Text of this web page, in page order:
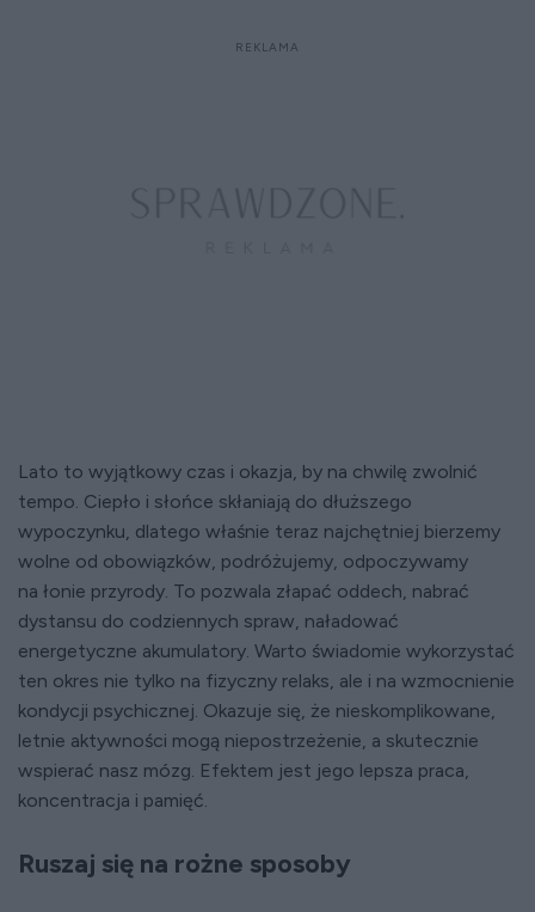
Lato to wyjątkowy czas i okazja, by na chwilę zwolnić
tempo. Ciepło i słońce skłaniają do dłuższego
wypoczynku, dlatego właśnie teraz najchętniej bierzemy
wolne od obowiązków, podróżujemy, odpoczywamy
na łonie przyrody. To pozwala złapać oddech, nabrać
dystansu do codziennych spraw, naładować
energetyczne akumulatory. Warto świadomie wykorzystać
ten okres nie tylko na fizyczny relaks, ale i na wzmocnienie
kondycji psychicznej. Okazuje się, że nieskomplikowane,
letnie aktywności mogą niepostrzeżenie, a skutecznie
wspierać nasz mózg. Efektem jest jego lepsza praca,
koncentracja i pamięć.
Ruszaj się na rożne sposoby